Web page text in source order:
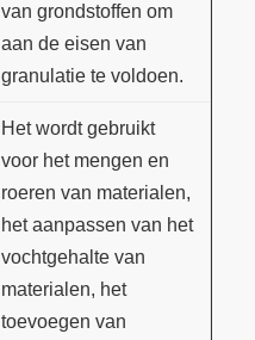
van grondstoffen om
aan de eisen van
granulatie te voldoen.
Het wordt gebruikt
voor het mengen en
roeren van materialen,
het aanpassen van het
vochtgehalte van
materialen, het
toevoegen van